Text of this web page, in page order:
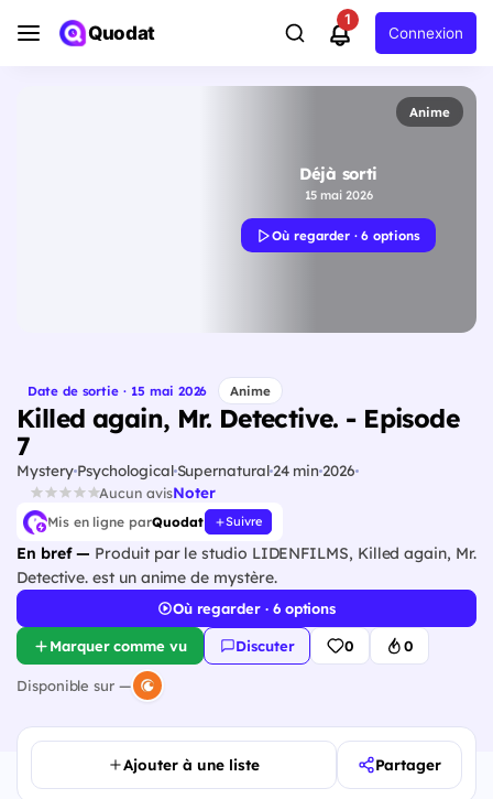
Quodat
1
Connexion
Anime
Déjà sorti
15 mai 2026
Où regarder · 6 options
Date de sortie · 15 mai 2026 Anime
Killed again, Mr. Detective. - Episode
7
MysteryPsychologicalSupernatural24 min 2026
Aucun avisNoter
Mis en ligne parQuodat Suivre
En bref — Produit par le studio LIDENFILMS, Killed again, Mr.
Detective. est un anime de mystère.
Où regarder · 6 options
Marquer comme vu Discuter 0 0
Disponible sur —
Ajouter à une liste Partager